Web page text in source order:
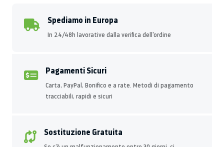
Spediamo in Europa
In 24/48h lavorative dalla verifica dell'ordine
Pagamenti Sicuri
Carta, PayPal, Bonifico e a rate. Metodi di pagamento
tracciabili, rapidi e sicuri
Sostituzione Gratuita